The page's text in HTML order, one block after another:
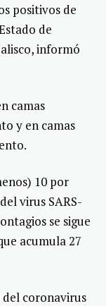
positivos de
de
informó
camas
y en camas
10 por
virus SARS-
se sigue
acumula 27
del coronavirus